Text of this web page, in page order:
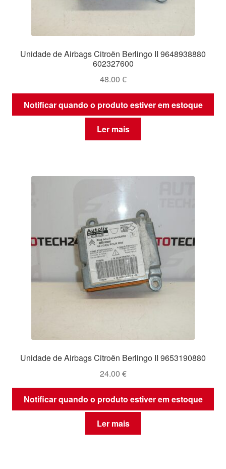
Unidade de Airbags Citroën Berlingo II 9648938880
602327600
48.00 €
Notificar quando o produto estiver em estoque
Ler mais
Unidade de Airbags Citroën Berlingo II 9653190880
24.00 €
Notificar quando o produto estiver em estoque
Ler mais